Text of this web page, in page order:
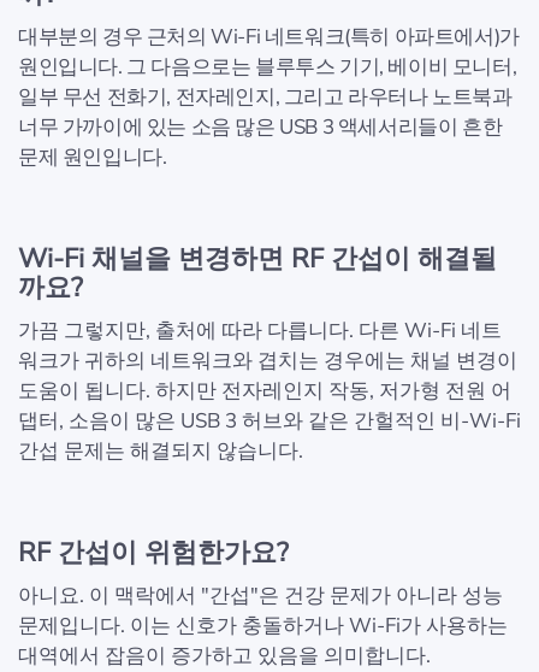
대부분의 경우 근처의 Wi-Fi 네트워크(특히 아파트에서)가
원인입니다. 그 다음으로는 블루투스 기기, 베이비 모니터,
일부 무선 전화기, 전자레인지, 그리고 라우터나 노트북과
너무 가까이에 있는 소음 많은 USB 3 액세서리들이 흔한
문제 원인입니다.
Wi-Fi 채널을 변경하면 RF 간섭이 해결될
까요?
가끔 그렇지만, 출처에 따라 다릅니다. 다른 Wi-Fi 네트
워크가 귀하의 네트워크와 겹치는 경우에는 채널 변경이
도움이 됩니다. 하지만 전자레인지 작동, 저가형 전원 어
댑터, 소음이 많은 USB 3 허브와 같은 간헐적인 비-Wi-Fi
간섭 문제는 해결되지 않습니다.
RF 간섭이 위험한가요?
아니요. 이 맥락에서 "간섭"은 건강 문제가 아니라 성능
문제입니다. 이는 신호가 충돌하거나 Wi-Fi가 사용하는
대역에서 잡음이 증가하고 있음을 의미합니다.